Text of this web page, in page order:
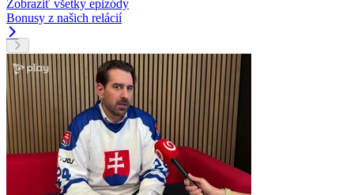
Zobraziť všetky epizódy
Bonusy z našich relácií